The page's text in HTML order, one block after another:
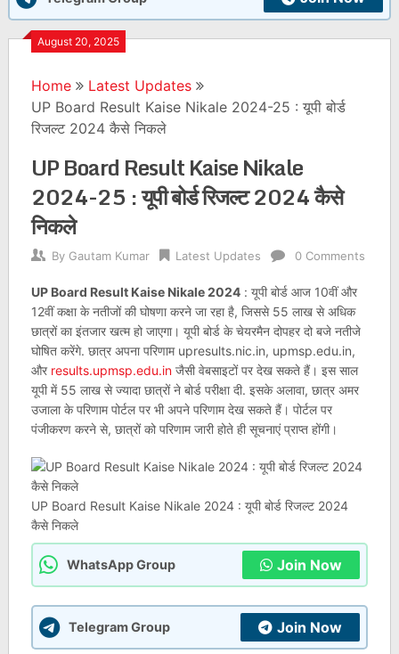
August 20, 2025
Home
Latest Updates
UP Board Result Kaise Nikale 2024-25 : यूपी बोर्ड
रिजल्ट 2024 कैसे निकले
UP Board Result Kaise Nikale
2024-25 : यूपी बोर्ड रिजल्ट 2024 कैसे
निकले
By Gautam Kumar Latest Updates 0 Comments
UP Board Result Kaise Nikale 2024: यूपी बोर्ड आज 10वीं और
12वीं कक्षा के नतीजों की घोषणा करने जा रहा है, जिससे 55 लाख से अधिक
छात्रों का इंतजार खत्म हो जाएगा। यूपी बोर्ड के चेयरमैन दोपहर दो बजे नतीजे
घोषित करेंगे. छात्र अपना परिणाम upresults.nic.in, upmsp.edu.in,
और results.upmsp.edu.inजैसी वेबसाइटों पर देख सकते हैं। इस साल
यूपी में 55 लाख से ज्यादा छात्रों ने बोर्ड परीक्षा दी. इसके अलावा, छात्र अमर
उजाला के परिणाम पोर्टल पर भी अपने परिणाम देख सकते हैं। पोर्टल पर
पंजीकरण करने से, छात्रों को परिणाम जारी होते ही सूचनाएं प्राप्त होंगी।
UP Board Result Kaise Nikale 2024 : यूपी बोर्ड रिजल्ट 2024
कैसे निकले
WhatsApp Group Join Now
Telegram Group Join Now